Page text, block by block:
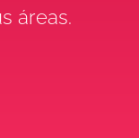
áreas.